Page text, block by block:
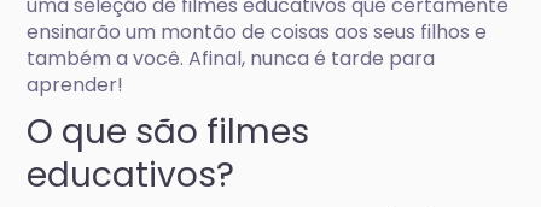
ensinarão um montão de coisas aos seus filhos e
também a você. Afinal, nunca é tarde para
aprender!
O que são filmes
educativos?